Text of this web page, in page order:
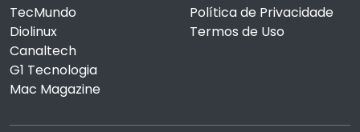
TecMundo
Diolinux
Canaltech
G1 Tecnologia
Mac Magazine
Política de Privacidade
Termos de Uso